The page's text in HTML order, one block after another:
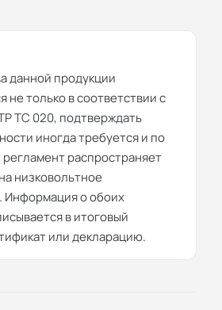
данной продукции
не только в соответствии с
ТС 020, подтверждать
иногда требуется и по
распространяет
низковольтное
Информация о обоих
в итоговый
или декларацию.